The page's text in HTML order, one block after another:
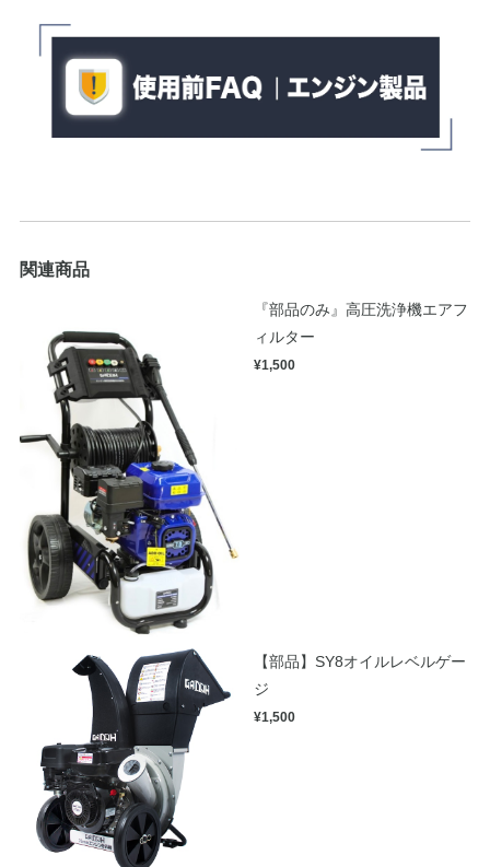
関連商品
『部品のみ』高圧洗浄機エアフ
ィルター
¥1,500
【部品】SY8オイルレベルゲー
ジ
¥1,500